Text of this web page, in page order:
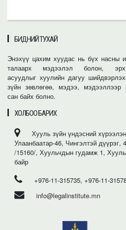
БИДНИЙ ТУХАЙ
Энэхүү цахим хуудас нь бүх насны
талаарх мэдээлэл болон,
асуудлыг хуулийн дагуу
зүйн зөвлөгөө, мэдээ, мэдээллээр
сан байх болно.
ХОЛБОО БАРИХ
Хууль зүйн үндэсний хүрээлэн
Улаанбаатар-46, Чингэлтэй дүүрэг,
/15160/, Хуульчдын гудамж 1,
байр
+976-11-315735, +976-11-
info@legalinstitute.mn